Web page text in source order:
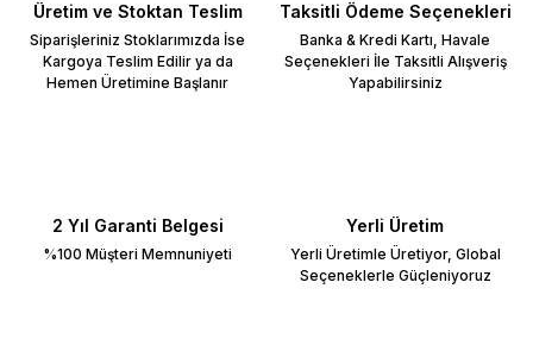
Üretim ve Stoktan Teslim
Siparişleriniz Stoklarımızda İse
Kargoya Teslim Edilir ya da
Hemen Üretimine Başlanır
Taksitli Ödeme Seçenekleri
Banka & Kredi Kartı, Havale
Seçenekleri İle Taksitli Alışveriş
Yapabilirsiniz
2 Yıl Garanti Belgesi
%100 Müşteri Memnuniyeti
Yerli Üretim
Yerli Üretimle Üretiyor, Global
Seçeneklerle Güçleniyoruz